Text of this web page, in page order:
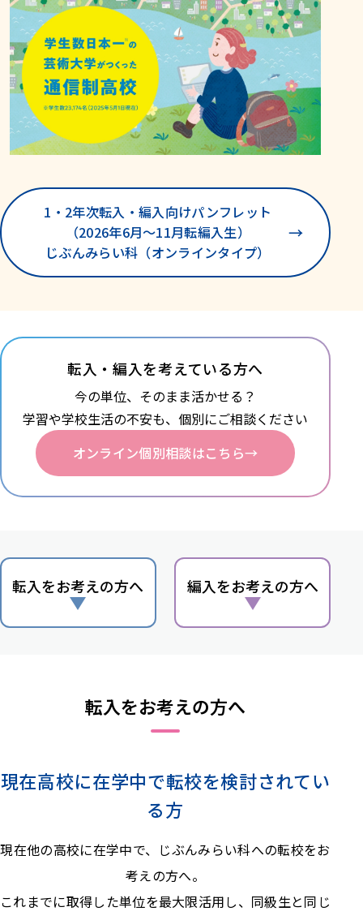
1・2年次転入・編入向けパンフレット
（2026年6月〜11月転編入生）
じぶんみらい科 （オンラインタイプ）
→
転入・編入を考えている方へ
今の単位、そのまま活かせる？
学習や学校生活の不安も、 個別にご相談ください
オンライン個別相談はこちら→
転入をお考えの方へ 編入をお考えの方へ
転入をお考えの方へ
現在高校に在学中で転校を検討されてい
る方
現在他の高校に在学中で、 じぶんみらい科への転校をお
考えの方へ。
これまでに取得した単位を最大限活用し、 同級生と同じ